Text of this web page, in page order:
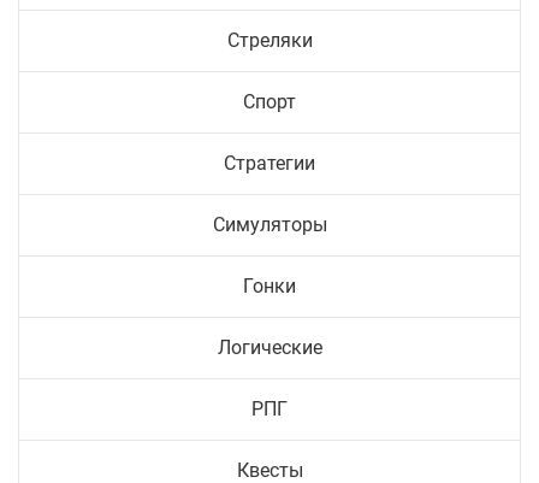
Стреляки
Спорт
Стратегии
Симуляторы
Гонки
Логические
РПГ
Квесты